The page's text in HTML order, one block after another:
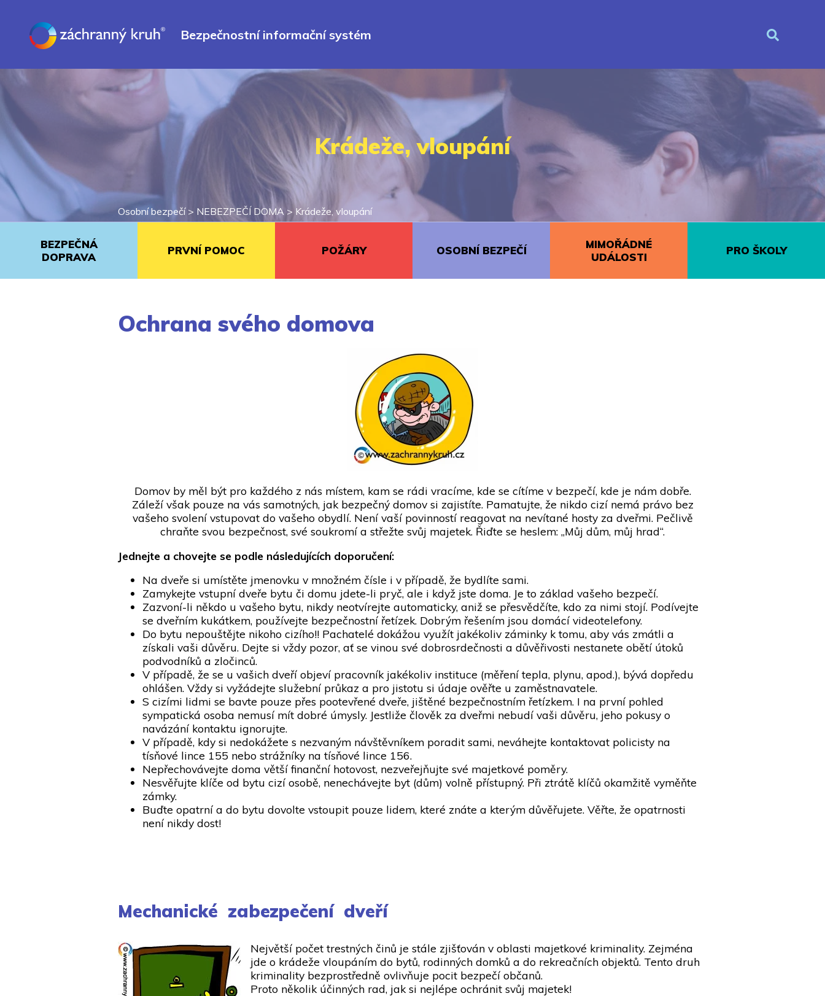
Bezpečnostní informační systém
Krádeže, vloupání
Osobní bezpečí> NEBEZPEČÍ DOMA > Krádeže, vloupání
BEZPEČNÁ
DOPRAVA
PRVNÍ POMOC POŽÁRY OSOBNÍ BEZPEČÍ
MIMOŘÁDNÉ
UDÁLOSTI
PRO ŠKOLY
Ochrana svého domova
Domov by měl být pro každého z nás místem, kam se rádi vracíme, kde se cítíme v bezpečí, kde je nám dobře.
Záleží však pouze na vás samotných, jak bezpečný domov si zajistíte. Pamatujte, že nikdo cizí nemá právo bez
vašeho svolení vstupovat do vašeho obydlí. Není vaší povinností reagovat na nevítané hosty za dveřmi. Pečlivě
chraňte svou bezpečnost, své soukromí a střežte svůj majetek. Řiďte se heslem: „Můj dům, můj hrad“.
Jednejte a chovejte se podle následujících doporučení:
Na dveře si umístěte jmenovku v množném čísle i v případě, že bydlíte sami.
Zamykejte vstupní dveře bytu či domu jdete-li pryč, ale i když jste doma. Je to základ vašeho bezpečí.
Zazvoní-li někdo u vašeho bytu, nikdy neotvírejte automaticky, aniž se přesvědčíte, kdo za nimi stojí. Podívejte
se dveřním kukátkem, používejte bezpečnostní řetízek. Dobrým řešením jsou domácí videotelefony.
Do bytu nepouštějte nikoho cizího!! Pachatelé dokážou využít jakékoliv záminky k tomu, aby vás zmátli a
získali vaši důvěru. Dejte si vždy pozor, ať se vinou své dobrosrdečnosti a důvěřivosti nestanete obětí útoků
podvodníků a zločinců.
V případě, že se u vašich dveří objeví pracovník jakékoliv instituce (měření tepla, plynu, apod.), bývá dopředu
ohlášen. Vždy si vyžádejte služební průkaz a pro jistotu si údaje ověřte u zaměstnavatele.
S cizími lidmi se bavte pouze přes pootevřené dveře, jištěné bezpečnostním řetízkem. I na první pohled
sympatická osoba nemusí mít dobré úmysly. Jestliže člověk za dveřmi nebudí vaši důvěru, jeho pokusy o
navázání kontaktu ignorujte.
V případě, kdy si nedokážete s nezvaným návštěvníkem poradit sami, neváhejte kontaktovat policisty na
tísňové lince 155 nebo strážníky na tísňové lince 156.
Nepřechovávejte doma větší finanční hotovost, nezveřejňujte své majetkové poměry.
Nesvěřujte klíče od bytu cizí osobě, nenechávejte byt (dům) volně přístupný. Při ztrátě klíčů okamžitě vyměňte
zámky.
Buďte opatrní a do bytu dovolte vstoupit pouze lidem, které znáte a kterým důvěřujete. Věřte, že opatrnosti
není nikdy dost!
Mechanické zabezpečení dveří
Největší počet trestných činů je stále zjišťován v oblasti majetkové kriminality. Zejména
jde o krádeže vloupáním do bytů, rodinných domků a do rekreačních objektů. Tento druh
kriminality bezprostředně ovlivňuje pocit bezpečí občanů.
Proto několik účinných rad, jak si nejlépe ochránit svůj majetek!